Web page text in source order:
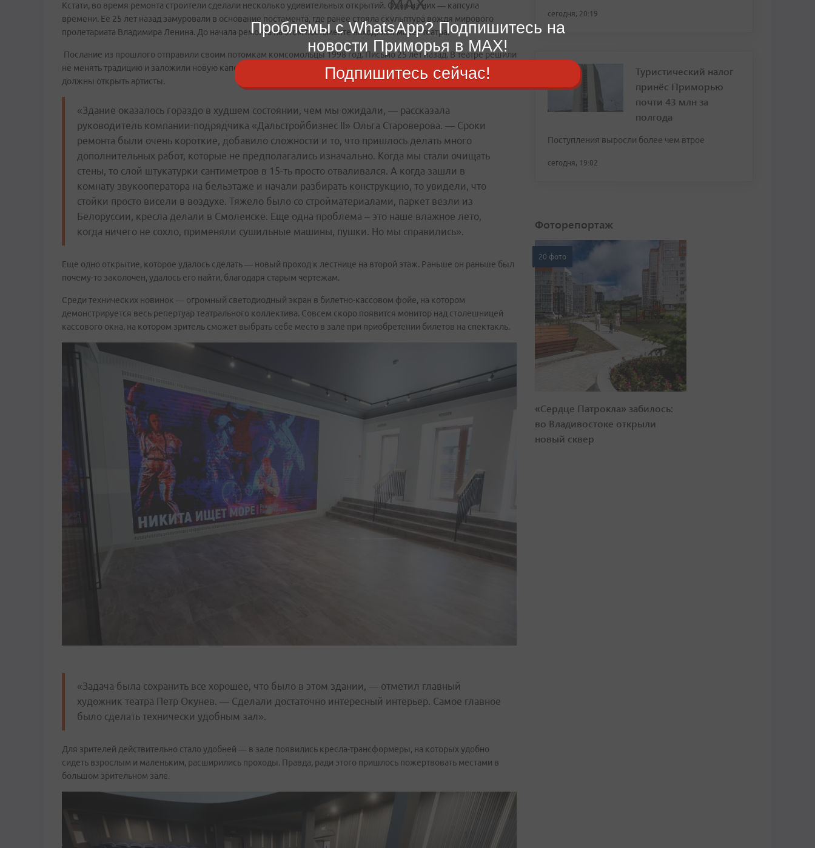
Кстати, во время ремонта строители сделали несколько удивительных открытий. Одно из них — капсула
времени. Ее 25 лет назад замуровали в основание постамента, где ранее стояла скульптура вождя мирового
пролетариата Владимира Ленина. До начала ремонта на этом постаменте находился макет театра.
Послание из прошлого отправили своим потомкам комсомольцы 1998 год. Письмо 25 лет назад. В театре решили
не менять традицию и заложили новую капсулу с посланием. В 2046 году, когда театру исполнится сто лет, ее
должны открыть артисты.
«Здание оказалось гораздо в худшем состоянии, чем мы ожидали, — рассказала
руководитель компании-подрядчика «Дальстройбизнес II» Ольга Староверова. — Сроки
ремонта были очень короткие, добавило сложности и то, что пришлось делать много
дополнительных работ, которые не предполагались изначально. Когда мы стали очищать
стены, то слой штукатурки сантиметров в 15-ть просто отваливался. А когда зашли в
комнату звукооператора на бельэтаже и начали разбирать конструкцию, то увидели, что
стойки просто висели в воздухе. Тяжело было со стройматериалами, паркет везли из
Белоруссии, кресла делали в Смоленске. Еще одна проблема – это наше влажное лето,
когда ничего не сохло, применяли сушильные машины, пушки. Но мы справились».
Еще одно открытие, которое удалось сделать — новый проход к лестнице на второй этаж. Раньше он раньше был
почему-то заколочен, удалось его найти, благодаря старым чертежам.
Среди технических новинок — огромный светодиодный экран в билетно-кассовом фойе, на котором
демонстрируется весь репертуар театрального коллектива. Совсем скоро появится монитор над столешницей
кассового окна, на котором зритель сможет выбрать себе место в зале при приобретении билетов на спектакль.
«Задача была сохранить все хорошее, что было в этом здании, — отметил главный
художник театра Петр Окунев. — Сделали достаточно интересный интерьер. Самое главное
было сделать технически удобным зал».
Для зрителей действительно стало удобней — в зале появились кресла-трансформеры, на которых удобно
сидеть взрослым и маленьким, расширились проходы. Правда, ради этого пришлось пожертвовать местами в
большом зрительном зале.
сегодня, 20:19
Туристический налог
принёс Приморью
почти 43 млн за
полгода
Поступления выросли более чем втрое
сегодня, 19:02
Фоторепортаж
20 фото
«Сердце Патрокла» забилось:
во Владивостоке открыли
новый сквер
Проблемы с WhatsApp? Подпишитесь на
новости Приморья в MAX!
Подпишитесь сейчас!